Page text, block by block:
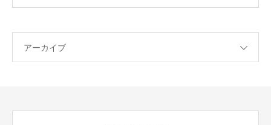
アーカイブ